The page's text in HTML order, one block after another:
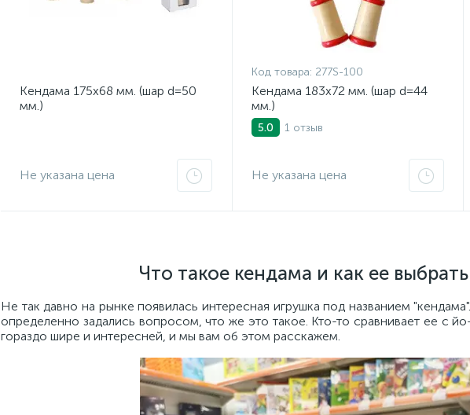
Кендама 175x68 мм. (шар d=50
мм.)
Не указана цена
Код товара: 277S-100
Кендама 183x72 мм. (шар d=44
мм.)
5.0 1 отзыв
Не указана цена
Что такое кендама и как ее
Не так давно на рынке появилась интересная игрушка под названием
определенно задались вопросом, что же это такое. Кто-то сравнивает ее с
гораздо шире и интересней, и мы вам об этом расскажем.